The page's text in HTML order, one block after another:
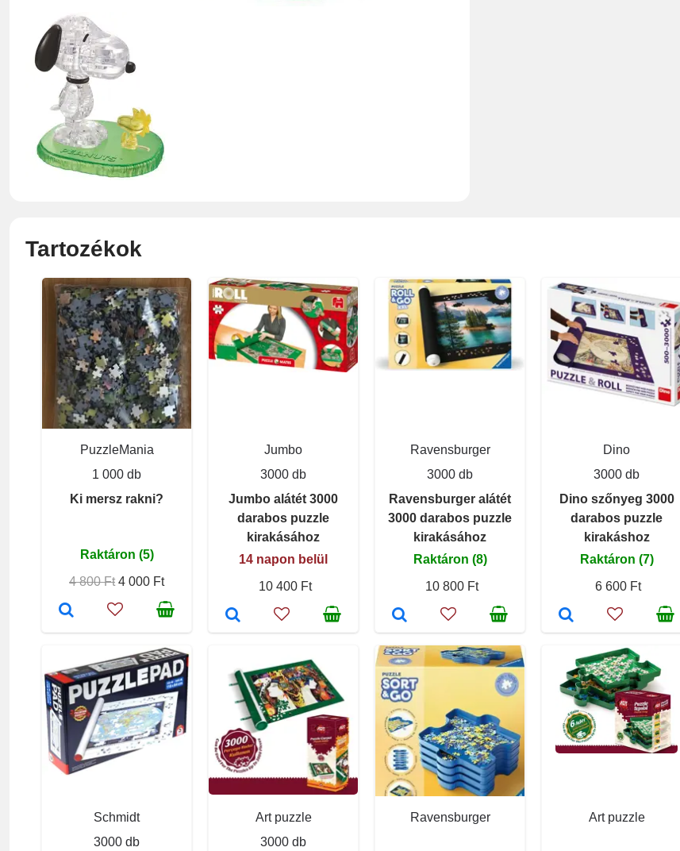
Tartozékok
PuzzleMania
1 000 db
Ki mersz rakni?
Raktáron (5)
4 800 Ft 4 000 Ft
Jumbo
3000 db
Jumbo alátét 3000
darabos puzzle
kirakásához
14 napon belül
10 400 Ft
Ravensburger
3000 db
Ravensburger alátét
3000 darabos puzzle
kirakásához
Raktáron (8)
10 800 Ft
Dino
3000 db
Dino szőnyeg 3000
darabos puzzle
kirakáshoz
Raktáron (7)
6 600 Ft
Schmidt
3000 db
Art puzzle
3000 db
Ravensburger Art puzzle